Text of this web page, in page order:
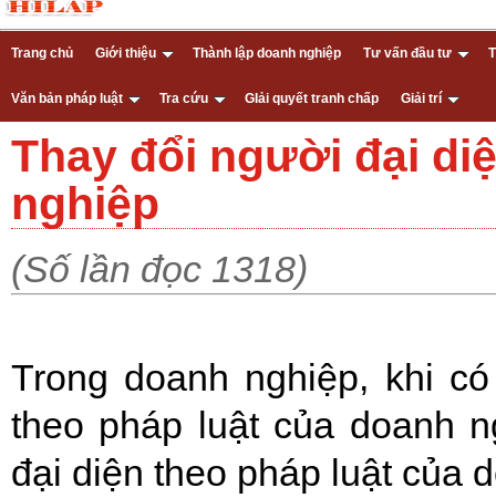
Trang chủ Giới thiệu Thành lập doanh nghiệp Tư vấn đầu tư
Văn bản pháp luật Tra cứu GIải quyết tranh chấp Giải trí
Thay đổi người đại
nghiệp
(Số lần đọc 1318)
Trong doanh nghiệp, khi
theo pháp luật của doanh
đại diện theo pháp luật của